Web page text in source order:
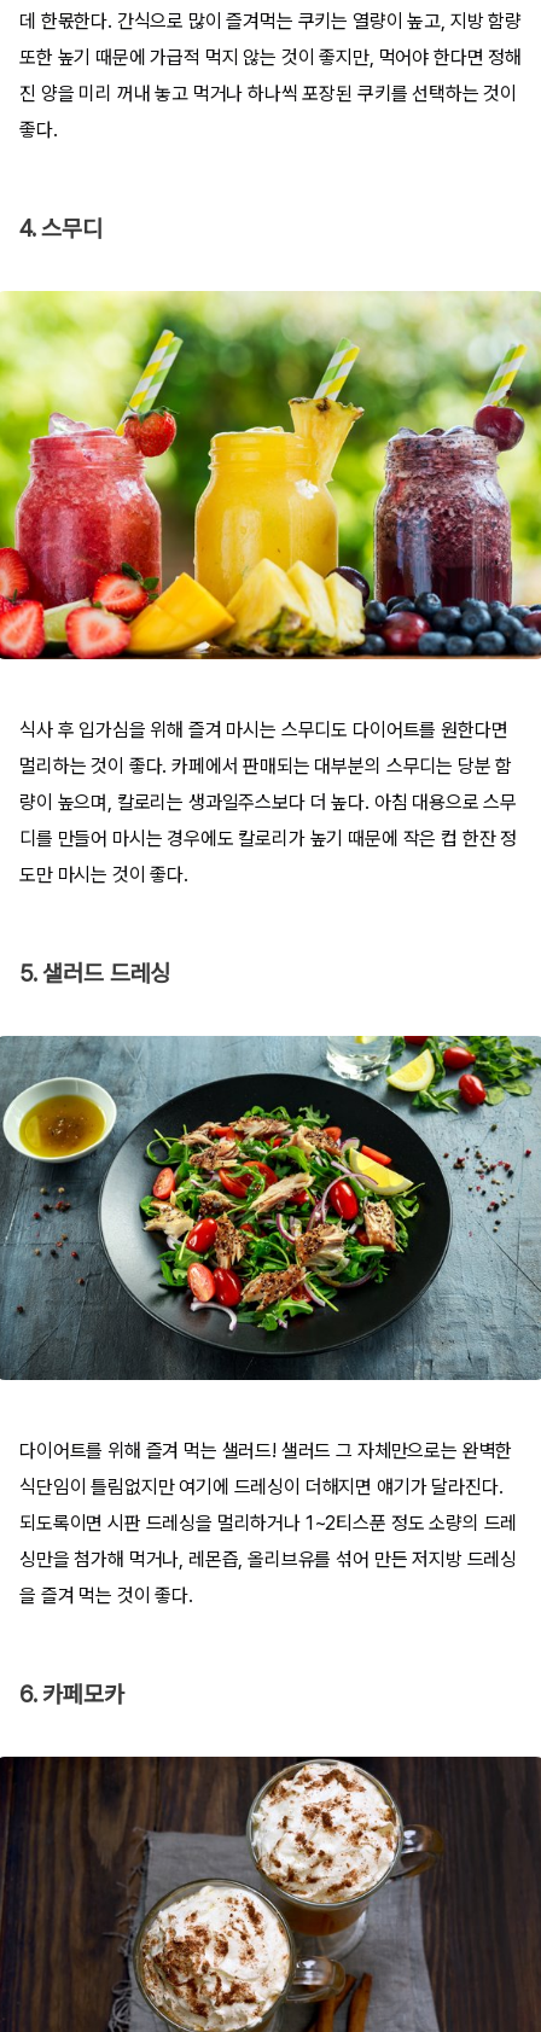
데 한몫한다. 간식으로 많이 즐겨먹는 쿠키는 열량이 높고, 지방 함량
또한 높기 때문에 가급적 먹지 않는 것이 좋지만, 먹어야 한다면 정해
진 양을 미리 꺼내 놓고 먹거나 하나씩 포장된 쿠키를 선택하는 것이
좋다.
4. 스무디
식사 후 입가심을 위해 즐겨 마시는 스무디도 다이어트를 원한다면
멀리하는 것이 좋다. 카페에서 판매되는 대부분의 스무디는 당분 함
량이 높으며, 칼로리는 생과일주스보다 더 높다. 아침 대용으로 스무
디를 만들어 마시는 경우에도 칼로리가 높기 때문에 작은 컵 한잔 정
도만 마시는 것이 좋다.
5. 샐러드 드레싱
다이어트를 위해 즐겨 먹는 샐러드! 샐러드 그 자체만으로는 완벽한
식단임이 틀림없지만 여기에 드레싱이 더해지면 얘기가 달라진다.
되도록이면 시판 드레싱을 멀리하거나 1~2티스푼 정도 소량의 드레
싱만을 첨가해 먹거나, 레몬즙, 올리브유를 섞어 만든 저지방 드레싱
을 즐겨 먹는 것이 좋다.
6. 카페모카